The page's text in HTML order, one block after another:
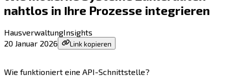
nahtlos in Ihre Prozesse integrieren
HausverwaltungInsights
20 Januar 2026
Link kopieren
Wie funktioniert eine API-Schnittstelle?